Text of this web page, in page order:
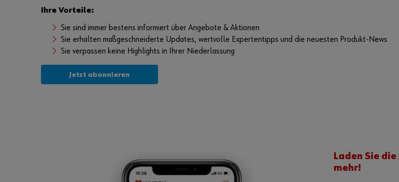
Ihre Vorteile:
Sie sind immer bestens informiert über Angebote & Aktionen
Sie erhalten maßgeschneiderte Updates, wertvolle Expertentipps und die neuesten Produkt-News
Sie verpassen keine Highlights in Ihrer Niederlassung
Jetzt abonnieren
Laden Sie
mehr!